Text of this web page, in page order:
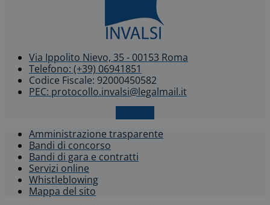
Via Ippolito Nievo, 35 - 00153 Roma
Telefono: (+39) 06941851
Codice Fiscale: 92000450582
PEC: protocollo.invalsi@legalmail.it
Amministrazione trasparente
Bandi di concorso
Bandi di gara e contratti
Servizi online
Whistleblowing​
Mappa del sito